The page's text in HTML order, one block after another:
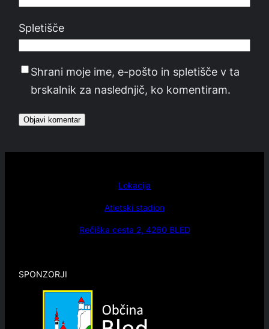
Spletišče
Shrani moje ime, e-pošto in spletišče v ta
brskalnik za naslednjič, ko komentiram.
Lokacija
Atletski stadion
Rečiška cesta 2, 4260 BLED
SPONZORJI